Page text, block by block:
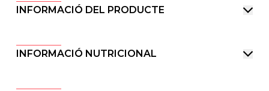
INFORMACIÓ DEL PRODUCTE
INFORMACIÓ NUTRICIONAL